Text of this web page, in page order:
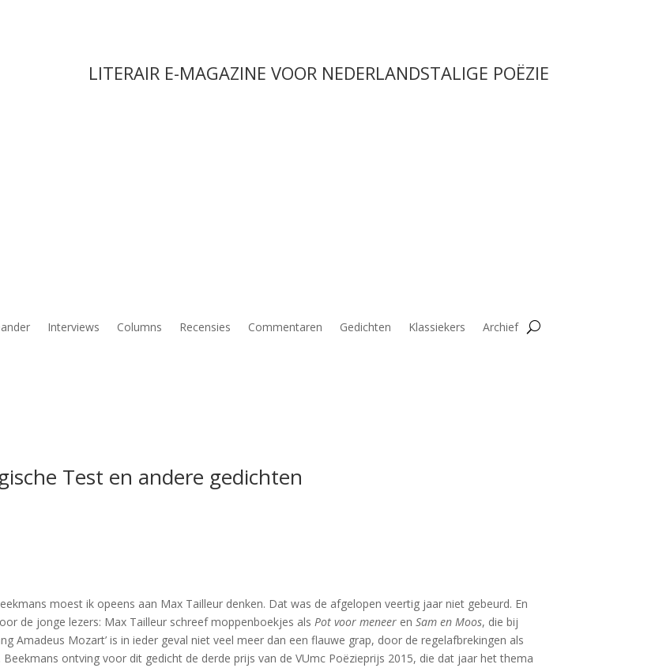
LITERAIR E-MAGAZINE VOOR NEDERLANDSTALIGE POËZIE
Interviews Columns Recensies Commentaren Gedichten Klassiekers Archief
Test en andere gedichten
moest ik opeens aan Max Tailleur denken. Dat was de afgelopen veertig jaar niet gebeurd. En
de jonge lezers: Max Tailleur schreef moppenboekjes alsPot voor meneer enSam en Moos, die bij
Amadeus Mozart’ is in ieder geval niet veel meer dan een flauwe grap, door de regelafbrekingen als
Beekmans ontving voor dit gedicht de derde prijs van de VUmc Poëzieprijs 2015, die dat jaar het thema